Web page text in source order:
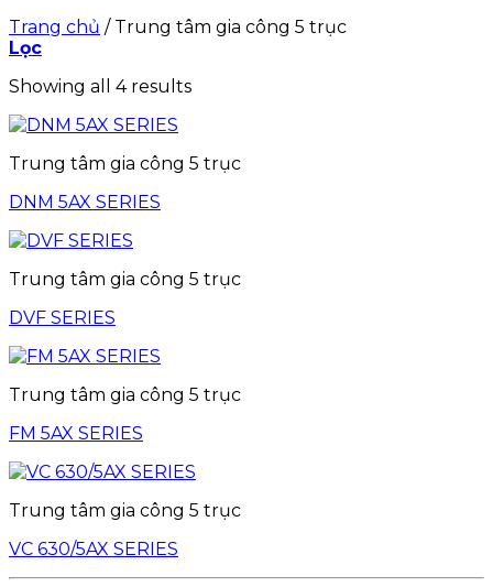
Trang chủ /Trung tâm gia công 5 trục
Lọc
Showing all 4 results
Trung tâm gia công 5 trục
DNM 5AX SERIES
Trung tâm gia công 5 trục
DVF SERIES
Trung tâm gia công 5 trục
FM 5AX SERIES
Trung tâm gia công 5 trục
VC 630/5AX SERIES